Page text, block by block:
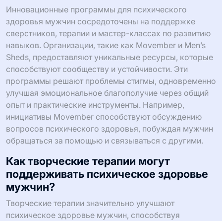
Инновационные программы для психического
здоровья мужчин сосредоточены на поддержке
сверстников, терапии и мастер-классах по развитию
навыков. Организации, такие как Movember и Men’s
Sheds, предоставляют уникальные ресурсы, которые
способствуют сообществу и устойчивости. Эти
программы решают проблемы стигмы, одновременно
улучшая эмоциональное благополучие через общий
опыт и практические инструменты. Например,
инициативы Movember способствуют обсуждению
вопросов психического здоровья, побуждая мужчин
обращаться за помощью и связываться с другими.
Как творческие терапии могут
поддерживать психическое здоровье
мужчин?
Творческие терапии значительно улучшают
психическое здоровье мужчин, способствуя